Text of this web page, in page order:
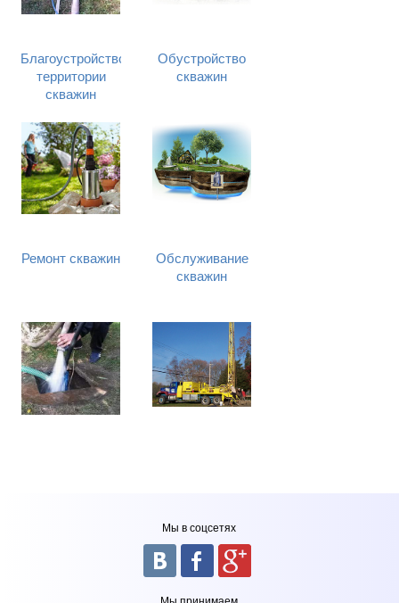
Благоустройство
территории
скважин
Обустройство
скважин
Ремонт скважин
Обслуживание
скважин
Мы в соцсетях